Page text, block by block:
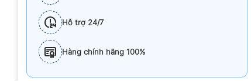
Hỗ trợ 24/7
Hàng chính hãng 100%